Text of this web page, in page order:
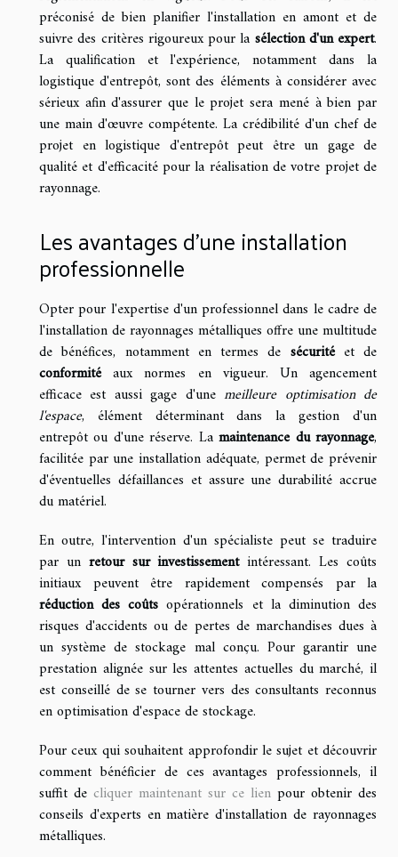
préconisé de bien planifier l'installation en amont et de
suivre des critères rigoureux pour la sélection d'un expert.
La qualification et l'expérience, notamment dans la
logistique d'entrepôt, sont des éléments à considérer avec
sérieux afin d'assurer que le projet sera mené à bien par
une main d'œuvre compétente. La crédibilité d'un chef de
projet en logistique d'entrepôt peut être un gage de
qualité et d'efficacité pour la réalisation de votre projet de
rayonnage.
Les avantages d'une installation
professionnelle
Opter pour l'expertise d'un professionnel dans le cadre de
l'installation de rayonnages métalliques offre une multitude
de bénéfices, notamment en termes de sécuritéet de
conformitéaux normes en vigueur. Un agencement
efficace est aussi gage d'unemeilleure optimisation de
l'espace, élément déterminant dans la gestion d'un
entrepôt ou d'une réserve. Lamaintenance du rayonnage,
facilitée par une installation adéquate, permet de prévenir
d'éventuelles défaillances et assure une durabilité accrue
du matériel.
En outre, l'intervention d'un spécialiste peut se traduire
par un retour sur investissementintéressant. Les coûts
initiaux peuvent être rapidement compensés par la
réduction des coûts opérationnels et la diminution des
risques d'accidents ou de pertes de marchandises dues à
un système de stockage mal conçu. Pour garantir une
prestation alignée sur les attentes actuelles du marché, il
est conseillé de se tourner vers des consultants reconnus
en optimisation d'espace de stockage.
Pour ceux qui souhaitent approfondir le sujet et découvrir
comment bénéficier de ces avantages professionnels, il
suffit de cliquer maintenant sur ce lien pour obtenir des
conseils d'experts en matière d'installation de rayonnages
métalliques.